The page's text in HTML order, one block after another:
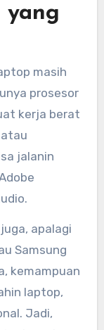
yang
masih
prosesor
kerja berat
jalanin
apalagi
Samsung
kemampuan
laptop,
Jadi,